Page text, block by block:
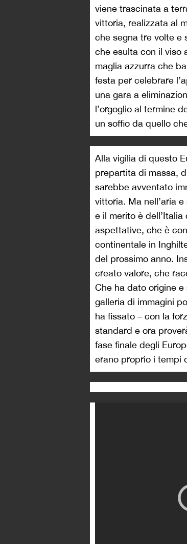
viene trascinata a
vittoria, realizzata al
che segna tre volte e
che esulta con il viso
maglia azzurra che
festa per celebrare
una gara a
l’orgoglio al termine
un soffio da quello
Alla vigilia di questo
prepartita di massa,
sarebbe avventato
vittoria. Ma nell’aria
e il merito è
aspettative, che è
continentale in
del prossimo anno.
creato valore, che
Che ha dato origine
galleria di immagini
ha fissato – con la
standard e ora
fase finale degli
erano proprio i tempi